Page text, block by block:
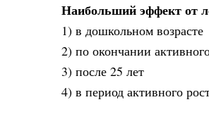
Наибольший эффект от
1) в дошкольном возрасте
2) по окончании
3) после 25 лет
4) в период активного